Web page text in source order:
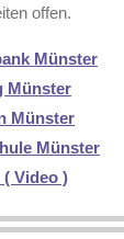
offen.
Münster
Münster
Münster
Münster
( Video )